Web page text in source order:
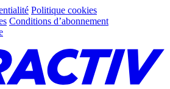
Politique cookies
Conditions d’abonnement